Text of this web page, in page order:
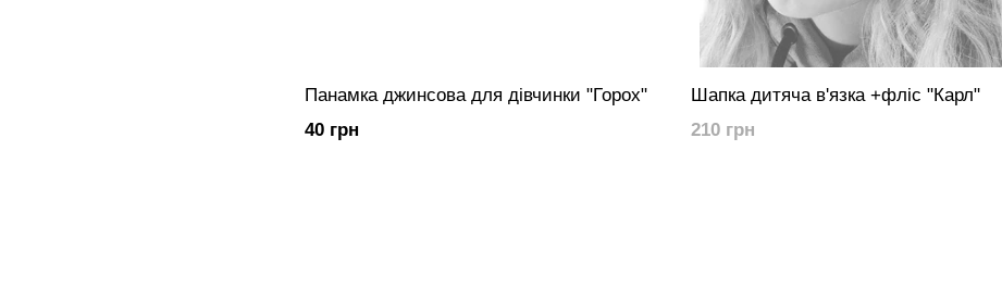
Панамка джинсова для дівчинки "Горох"
40 грн
Шапка дитяча в'язка +фліс "Карл"
210 грн